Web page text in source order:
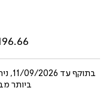
₪
בתוקף עד
ביותר